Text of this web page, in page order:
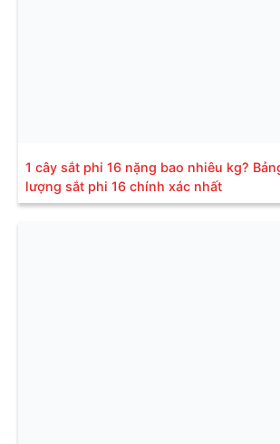
1 cây sắt phi 16 nặng bao nhiêu kg?
lượng sắt phi 16 chính xác nhất